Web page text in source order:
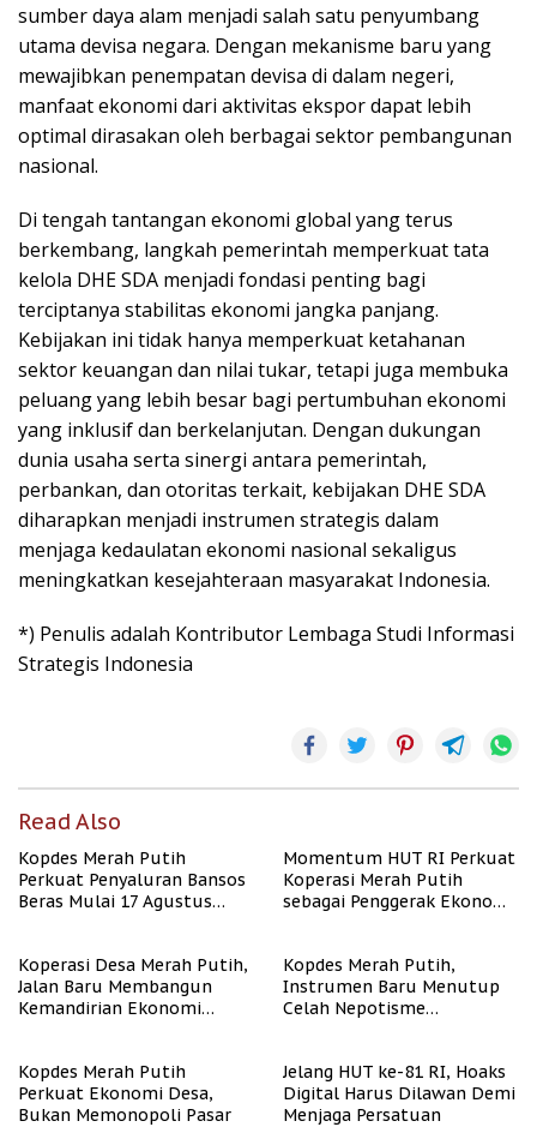
sumber daya alam menjadi salah satu penyumbang
utama devisa negara. Dengan mekanisme baru yang
mewajibkan penempatan devisa di dalam negeri,
manfaat ekonomi dari aktivitas ekspor dapat lebih
optimal dirasakan oleh berbagai sektor pembangunan
nasional.
Di tengah tantangan ekonomi global yang terus
berkembang, langkah pemerintah memperkuat tata
kelola DHE SDA menjadi fondasi penting bagi
terciptanya stabilitas ekonomi jangka panjang.
Kebijakan ini tidak hanya memperkuat ketahanan
sektor keuangan dan nilai tukar, tetapi juga membuka
peluang yang lebih besar bagi pertumbuhan ekonomi
yang inklusif dan berkelanjutan. Dengan dukungan
dunia usaha serta sinergi antara pemerintah,
perbankan, dan otoritas terkait, kebijakan DHE SDA
diharapkan menjadi instrumen strategis dalam
menjaga kedaulatan ekonomi nasional sekaligus
meningkatkan kesejahteraan masyarakat Indonesia.
*) Penulis adalah Kontributor Lembaga Studi Informasi
Strategis Indonesia
Read Also
Kopdes Merah Putih
Perkuat Penyaluran Bansos
Beras Mulai 17 Agustus
Momentum HUT RI Perkuat
Koperasi Merah Putih
sebagai Penggerak Ekonomi
Koperasi Desa Merah Putih,
Jalan Baru Membangun
Kemandirian Ekonomi
Kopdes Merah Putih,
Instrumen Baru Menutup
Celah Nepotisme
Kopdes Merah Putih
Perkuat Ekonomi Desa,
Bukan Memonopoli Pasar
Jelang HUT ke-81 RI, Hoaks
Digital Harus Dilawan Demi
Menjaga Persatuan